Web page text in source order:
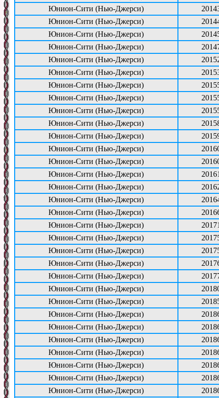
Юнион-Сити (Нью-Джерси)
Юнион-Сити (Нью-Джерси)
Юнион-Сити (Нью-Джерси)
Юнион-Сити (Нью-Джерси)
Юнион-Сити (Нью-Джерси)
Юнион-Сити (Нью-Джерси)
Юнион-Сити (Нью-Джерси)
Юнион-Сити (Нью-Джерси)
Юнион-Сити (Нью-Джерси)
Юнион-Сити (Нью-Джерси)
Юнион-Сити (Нью-Джерси)
Юнион-Сити (Нью-Джерси)
Юнион-Сити (Нью-Джерси)
Юнион-Сити (Нью-Джерси)
Юнион-Сити (Нью-Джерси)
Юнион-Сити (Нью-Джерси)
Юнион-Сити (Нью-Джерси)
Юнион-Сити (Нью-Джерси)
Юнион-Сити (Нью-Джерси)
Юнион-Сити (Нью-Джерси)
Юнион-Сити (Нью-Джерси)
Юнион-Сити (Нью-Джерси)
Юнион-Сити (Нью-Джерси)
Юнион-Сити (Нью-Джерси)
Юнион-Сити (Нью-Джерси)
Юнион-Сити (Нью-Джерси)
Юнион-Сити (Нью-Джерси)
Юнион-Сити (Нью-Джерси)
Юнион-Сити (Нью-Джерси)
Юнион-Сити (Нью-Джерси)
Юнион-Сити (Нью-Джерси)